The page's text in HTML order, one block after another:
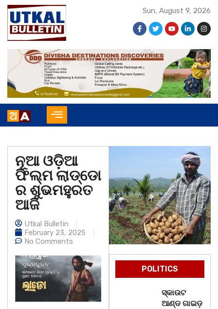
Sun, August 9, 2026
ନୂଆ ଓଡ଼ିଆ
ଫିଲ୍ମ ଲାଡ୍ଡୋ
ର ଶୁଭମହୁରତ
ଆଜି
Utkal Bulletin
February 23, 2025
No Comments
POLITICS
ସ୍କାଉଟ
ଆଣ୍ଡ ଗାଇଡ଼